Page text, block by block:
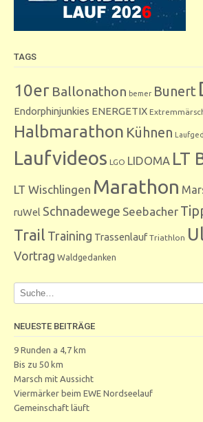
TAGS
10er Ballonathon bemer Bunert
Endorphinjunkies ENERGETIX
Halbmarathon Kühnen
Laufvideos LGO LIDOMA LT
LT Wischlingen Marathon
ruWel Schnadewege Seebacher
Trail Training Trassenlauf Triathlon
Vortrag Waldgedanken
NEUESTE BEITRÄGE
9 Runden a 4,7 km
Bis zu 50 km
Marsch mit Aussicht
Viermärker beim EWE Nordseelauf
Gemeinschaft läuft